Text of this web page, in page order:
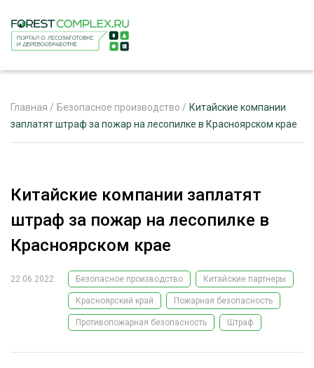
РЕКЛАМОДАТЕЛЯМ
ЛЕСНОЕ ХОЗЯЙСТВО
ЛЕСОЗАГОТОВКА
ОБРАБОТКА ДРЕВЕСИНЫ
ЭКСПЕРТНОЕ МНЕНИЕ
Главная / Безопасное производство / Китайские компании
заплатят штраф за пожар на лесопилке в Красноярском крае
Китайские компании заплатят
штраф за пожар на лесопилке в
Красноярском крае
22.06.2022 Безопасное производство Китайские партнеры
Красноярский край Пожарная безопасность
Противопожарная безопасность Штраф